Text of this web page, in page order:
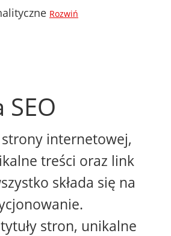
Rozwiń
internetowej,
treści oraz link
składa się na
stron, unikalne